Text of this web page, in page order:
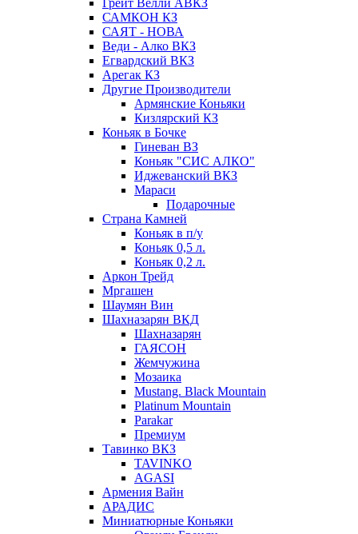
Грейт Велли АВКЗ
САМКОН КЗ
САЯТ - НОВА
Веди - Алко ВКЗ
Егвардский ВКЗ
Арегак КЗ
Другие Производители
Армянские Коньяки
Кизлярский КЗ
Коньяк в Бочке
Гиневан ВЗ
Коньяк "СИС АЛКО"
Иджеванский ВКЗ
Мараси
Подарочные
Страна Камней
Коньяк в п/у
Коньяк 0,5 л.
Коньяк 0,2 л.
Аркон Трейд
Мргашен
Шаумян Вин
Шахназарян ВКД
Шахназарян
ГАЯСОН
Жемчужина
Мозаика
Mustang. Black Mountain
Platinum Mountain
Parakar
Премиум
Тавинко ВКЗ
TAVINKO
AGASI
Армения Вайн
АРАДИС
Миниатюрные Коньяки